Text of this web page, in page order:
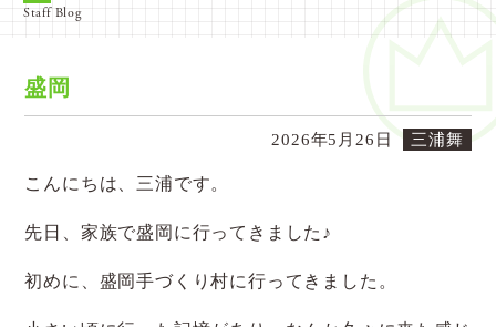
Staff Blog
盛岡
2026年5月26日 三浦舞
こんにちは、三浦です。
先日、家族で盛岡に行ってきました♪
初めに、盛岡手づくり村に行ってきました。